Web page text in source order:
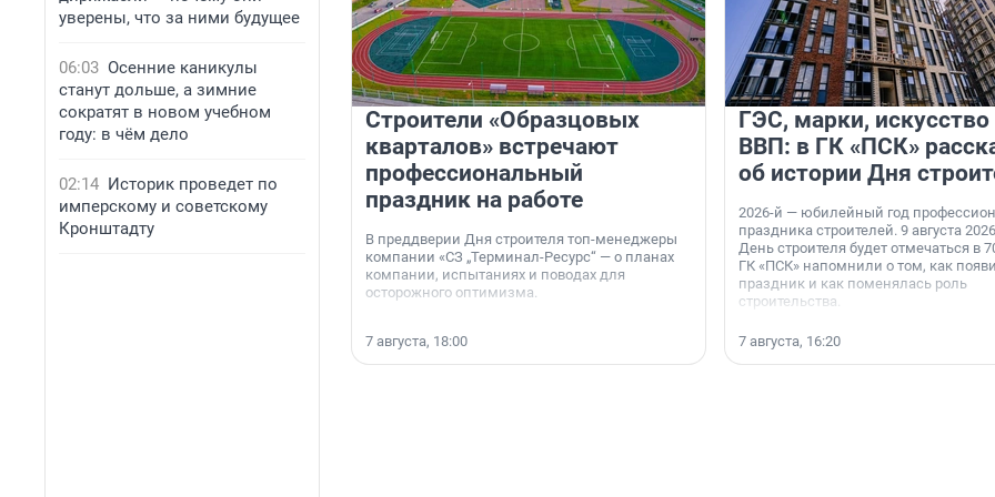
уверены, что за ними будущее
06:03 Осенние каникулы
станут дольше, а зимние
сократят в новом учебном
году: в чём дело
02:14 Историк проведет по
имперскому и советскому
Кронштадту
Строители «Образцовых
кварталов» встречают
профессиональный
праздник на работе
В преддверии Дня строителя топ-менеджеры
компании «СЗ „Терминал-Ресурс“ — о планах
компании, испытаниях и поводах для
осторожного оптимизма.
7 августа, 18:00
ГЭС, марки, искусство
ВВП: в ГК «ПСК»
об истории Дня
2026-й — юбилейный год
праздника строителей. 9 августа
День строителя будет отмечаться в
ГК «ПСК» напомнили о том, как
праздник и как поменялась роль
строительства.
7 августа, 16:20